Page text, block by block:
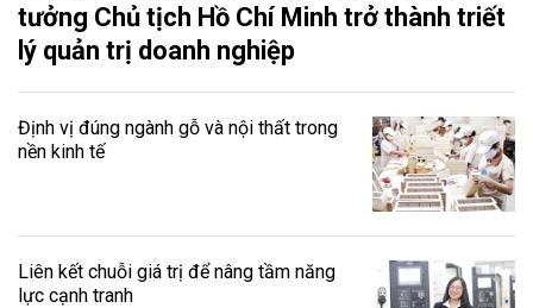
tưởng Chủ tịch Hồ Chí Minh trở thành triết
lý quản trị doanh nghiệp
Định vị đúng ngành gỗ và nội thất trong
nền kinh tế
Liên kết chuỗi giá trị để nâng tầm năng
lực cạnh tranh